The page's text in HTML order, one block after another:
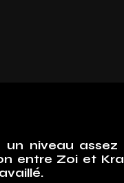
niveau assez
entre Zoi et